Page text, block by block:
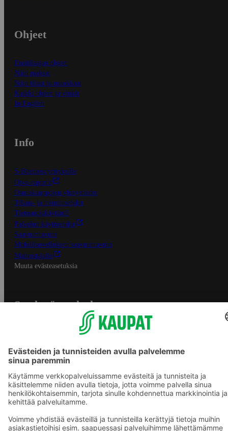
Ohjeet
Ensitilaajan ohjeet
Näin maksat
Näin tilaat ja muokkaat
Kaikki ohjeet ja vinkit
In English
Info
S-Business yrityksille
Oiva-raportit
Osuuskauppojen yhteystiedot
Tilaus- ja toimitusehdot
Tietosuojakäytäntö
Palvelun käyttöehdot
Saavutettavuus
Mobiilisovelluksen saavutettavuus
Mainostajalle
Muuta evästeasetuksia
S-ryhmän palvelut
Yhteishyvä Ruoka -sovellus
S-ostoslista -sovellus
Prisma.fi
Sokos.fi
S-Pankki
Sokos Hotels